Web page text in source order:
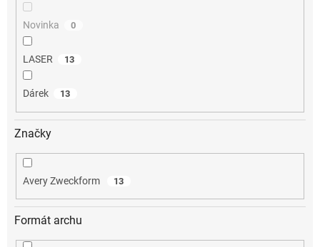
Novinka 0
LASER 13
Dárek 13
Značky
Avery Zweckform 13
Formát archu